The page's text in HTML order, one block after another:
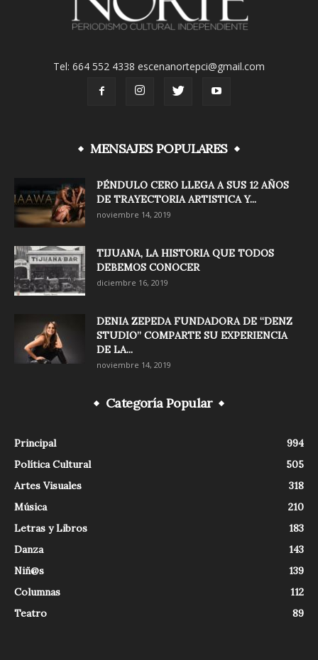
Tel: 664 552 4338 escenanortepci@gmail.com
MENSAJES POPULARES
PÉNDULO CERO LLEGA A SUS 12 AÑOS
DE TRAYECTORIA ARTISTICA Y...
noviembre 14, 2019
TIJUANA, LA HISTORIA QUE TODOS
DEBEMOS CONOCER
diciembre 16, 2019
DENIA ZEPEDA FUNDADORA DE “DENZ
STUDIO” COMPARTE SU EXPERIENCIA
DE LA...
noviembre 14, 2019
Categoría Popular
Principal
994
Política Cultural
505
Artes Visuales
318
Música
210
Letras y Libros
183
Danza
143
Niñ@s
139
Columnas
112
Teatro
89